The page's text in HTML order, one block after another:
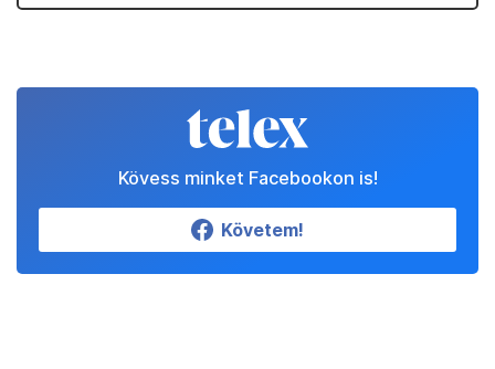
Kövess minket Facebookon is!
Követem!